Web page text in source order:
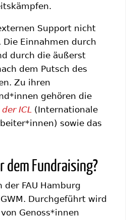
Support nicht
Einnahmen durch
durch die äußerst
dem Putsch des
Zu ihren
gehören die
ICL (Internationale
sowie das
Fundraising?
FAU Hamburg
Durchgeführt wird
Genoss*innen